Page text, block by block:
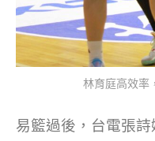
林育庭高效率
易籃過後，台電張詩